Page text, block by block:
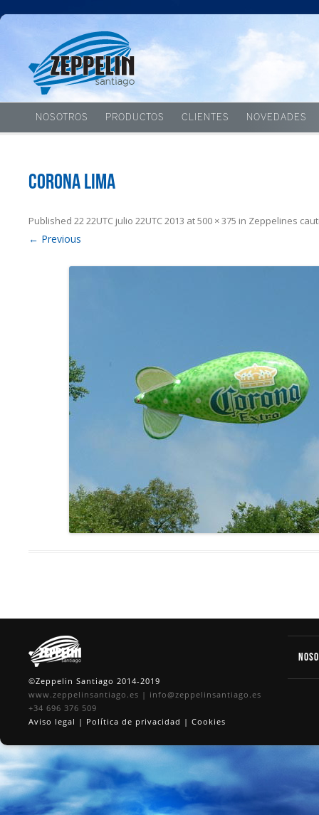
NOSOTROS PRODUCTOS CLIENTES NOVEDADES
Corona Lima
Published 22 22UTC julio 22UTC 2013 at500 × 375 in Zeppelines
← Previous
©Zeppelin Santiago 2014-2019
www.zeppelinsantiago.es | info@zeppelinsantiago.es
+34 696 376 509
Aviso legal | Política de privacidad | Cookies